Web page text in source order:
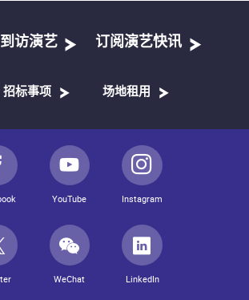
到访演艺 订阅演艺快讯
招标事项 场地租用
YouTube Instagram
WeChat LinkedIn